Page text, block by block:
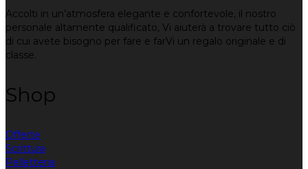
Accolti in un’atmosfera elegante e confortevole, il nostro
personale altamente qualificato, Vi aiuterà a trovare tutto ciò
di cui avete bisogno per fare e farVi un regalo originale e di
classe.
Shop
Offerte
Scrittura
Pelletteria